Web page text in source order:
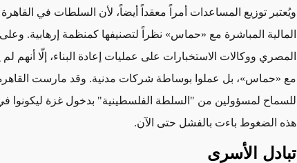
ويُعتبر توزيع المساعدات أمراً معقداً أيضاً، لأن السلطات في
المالية المباشرة مع «حماس» نظراً
لتصنيفها كمنظمة إرهابية.
المصري ووكالات الاستخبارات على عمليات إعادة البناء، إلّا أنهم لم
مع «حماس»، بل عملوا بوساطة شركات مدنية. وقد مارست
للسماح لمسؤولين من "السلطة الفلسطينية" بدخول غزة ليكونوا في
هذه الضغوط باءت بالفشل حتى الآن.
تبادل الأسرى